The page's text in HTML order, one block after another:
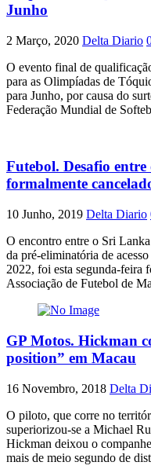
Junho
2 Março, 2020 Delta Diario
O evento final de
para as Olimpíadas de
para Junho, por causa do
Federação Mundial de
Futebol. Desafio
formalmente
10 Junho, 2019 Delta Diario
O encontro entre o Sri
da pré-eliminatória de
2022, foi esta segunda-feira
Associação de Futebol de
GP Motos. Hickman
position” em Macau
16 Novembro, 2018 Delta
O piloto, que corre no
superiorizou-se a Michael
Hickman deixou o
mais de meio segundo de